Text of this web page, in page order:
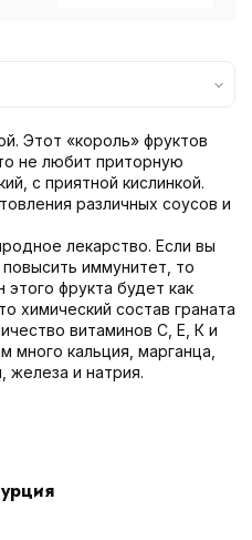
Этот «король» фруктов
не любит приторную
с приятной кислинкой.
различных соусов и
лекарство. Если вы
иммунитет, то
фрукта будет как
химический состав граната
витаминов С, Е, К и
много кальция, марганца,
железа и натрия.